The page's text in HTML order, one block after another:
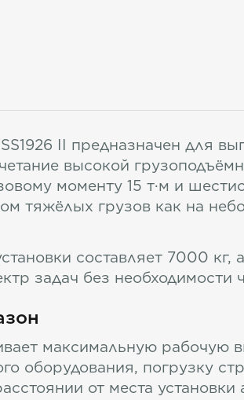
II предназначен для
высокой
моменту 15 т·м и
тяжёлых грузов как на
составляет 7000 кг,
задач без необходимости
максимальную рабочую
оборудования, погрузку
от места установки